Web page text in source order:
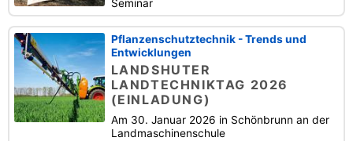
Seminar
Pflanzenschutztechnik - Trends und
Entwicklungen
LANDSHUTER
LANDTECHNIKTAG 2026
(EINLADUNG)
Am 30. Januar 2026 in Schönbrunn an der
Landmaschinenschule